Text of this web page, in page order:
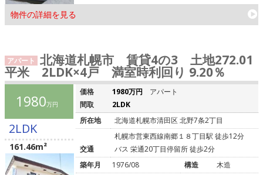
物件の詳細を見る
アパート 北海道札幌市 賃貸4の3 土地272.01
平米 2LDK×4戸 満室時利回り 9.20％
1980万円
2LDK
161.46m²
価格 1980万円
アパート
間取
2LDK
所在地
北海道札幌市清田区 北野7条2丁目
交通
札幌市営東西線南郷１８丁目駅 徒歩12分
バス 栄通20丁目停留所 徒歩2分
築年月
1976/08 構造
木造